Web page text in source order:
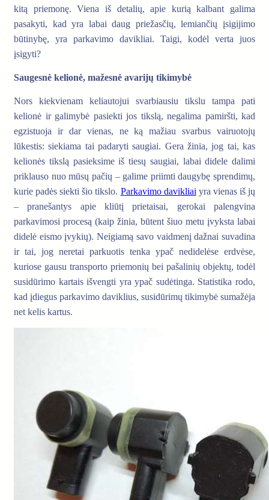
kitą priemonę. Viena iš detalių, apie kurią kalbant galima
pasakyti, kad yra labai daug priežasčių, lemiančių įsigijimo
būtinybę, yra parkavimo davikliai. Taigi, kodėl verta juos
įsigyti?
Saugesnė kelionė, mažesnė avarijų tikimybė
Nors kiekvienam keliautojui svarbiausiu tikslu tampa pati
kelionė ir galimybė pasiekti jos tikslą, negalima pamiršti, kad
egzistuoja ir dar vienas, ne ką mažiau svarbus vairuotojų
lūkestis: siekiama tai padaryti saugiai. Gera žinia, jog tai, kas
kelionės tikslą pasieksime iš tiesų saugiai, labai didele dalimi
priklauso nuo mūsų pačių – galime priimti daugybę sprendimų,
kurie padės siekti šio tikslo. Parkavimo davikliai yra vienas iš jų
– pranešantys apie kliūtį prietaisai, gerokai palengvina
parkavimosi procesą (kaip žinia, būtent šiuo metu įvyksta labai
didelė eismo įvykių). Neigiamą savo vaidmenį dažnai suvadina
ir tai, jog neretai parkuotis tenka ypač nedidelėse erdvėse,
kuriose gausu transporto priemonių bei pašalinių objektų, todėl
susidūrimo kartais išvengti yra ypač sudėtinga. Statistika rodo,
kad įdiegus parkavimo daviklius, susidūrimų tikimybė sumažėja
net kelis kartus.